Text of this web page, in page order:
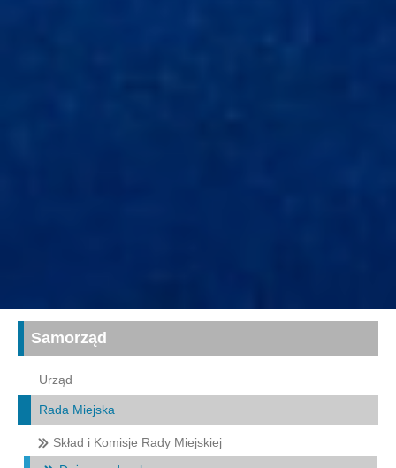
Samorząd
Urząd
Rada Miejska
Skład i Komisje Rady Miejskiej